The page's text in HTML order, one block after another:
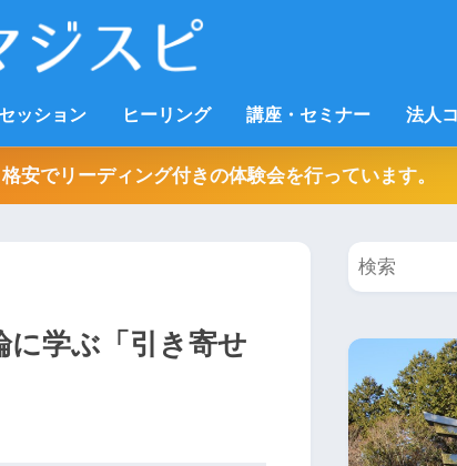
ッション ヒーリング 講座・セミナー 法人
安でリーディング付きの体験会を行っています。
学ぶ「引き寄せ